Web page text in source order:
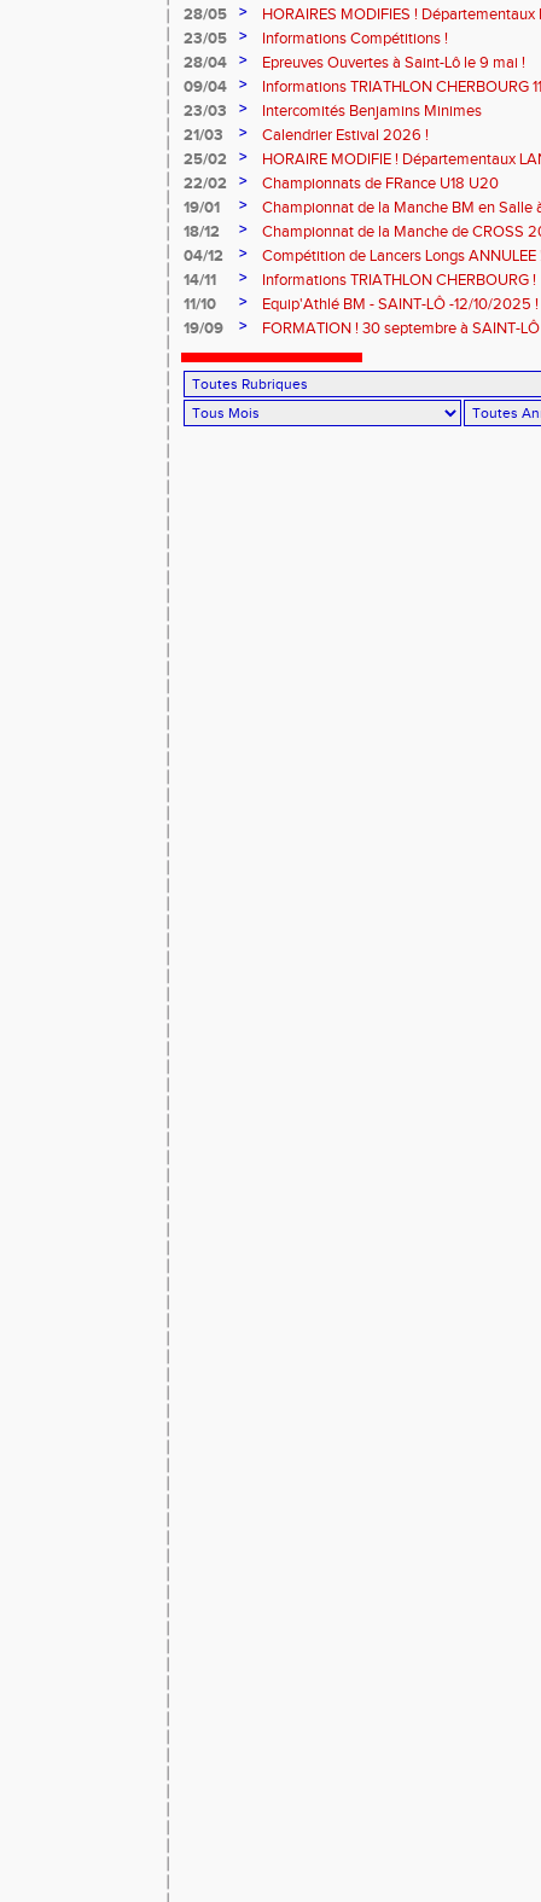
28/05
>
HORAIRES MODIFIES !
SAINT-LÔ
23/05 >
Informations Compétitions !
28/04
>
Epreuves Ouvertes à Saint-Lô le 9 mai !
09/04
>
Informations TRIATHLON CHERBOURG
23/03
>
Intercomités Benjamins Minimes
21/03
>
Calendrier Estival 2026 !
25/02
>
HORAIRE MODIFIE ! Départementaux
Samedi 7 mars à SAINT-JAMES
22/02 >
Championnats de FRance U18 U20
19/01
>
Championnat de la Manche BM en Salle
MODIFIE !
18/12 >
Championnat de la Manche de CROSS
04/12
>
Compétition de Lancers Longs ANNULEE
14/11
>
Informations TRIATHLON CHERBOURG !
11/10
>
Equip'Athlé BM - SAINT-LÔ -12/10/2025 !
19/09
> FORMATION ! 30 septembre à SAINT-